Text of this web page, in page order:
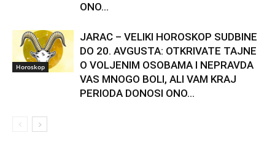
ONO...
Horoskop
JARAC – VELIKI HOROSKOP SUDBINE
DO 20. AVGUSTA: OTKRIVATE TAJNE
O VOLJENIM OSOBAMA I NEPRAVDA
VAS MNOGO BOLI, ALI VAM KRAJ
PERIODA DONOSI ONO...